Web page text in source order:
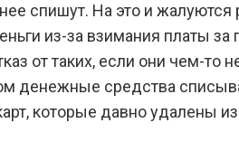
спишут. На это и жалуются
из-за взимания платы за
от таких, если они чем-то
денежные средства
которые давно удалены